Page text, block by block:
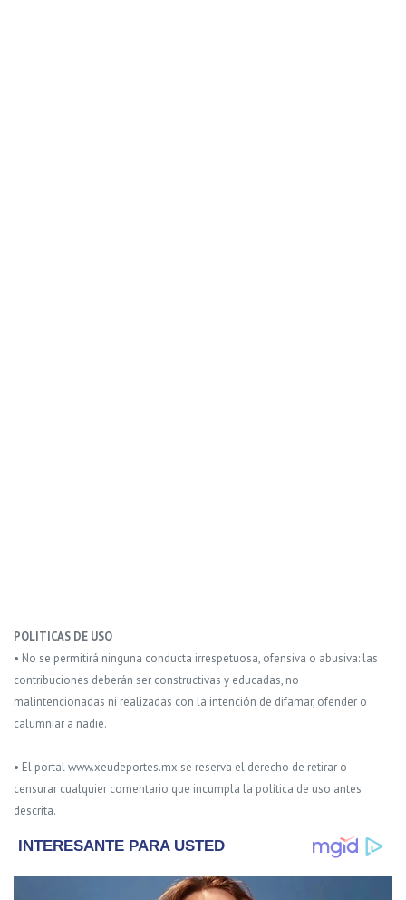
POLITICAS DE USO
• No se permitirá ninguna conducta irrespetuosa, ofensiva o abusiva: las
contribuciones deberán ser constructivas y educadas, no
malintencionadas ni realizadas con la intención de difamar, ofender o
calumniar a nadie.
• El portal www.xeudeportes.mx se reserva el derecho de retirar o
censurar cualquier comentario que incumpla la política de uso antes
descrita.